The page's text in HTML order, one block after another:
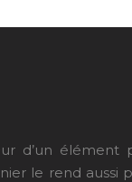
d’un
le rend aussi